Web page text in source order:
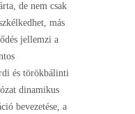
de nem csak
más
jellemzi a
és törökbálinti
dinamikus
bevezetése, a